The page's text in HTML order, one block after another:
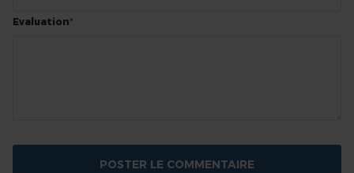
Evaluation
POSTER LE COMMENTAIRE